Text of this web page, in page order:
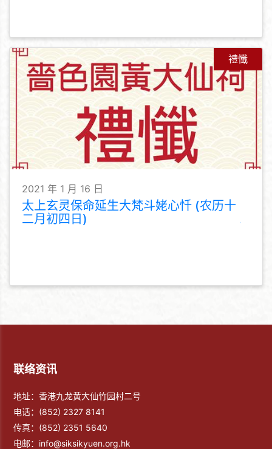
禮懺
2021 年 1 月 16 日
太上玄灵保命延生大梵斗姥心忏 (农历十
二月初四日)
联络资讯
地址：香港九龙黄大仙竹园村二号
电话： (852) 2327 8141
传真： (852) 2351 5640
电邮： info@siksikyuen.org.hk